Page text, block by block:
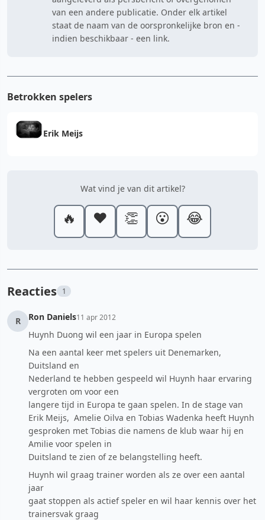
van een andere publicatie. Onder elk artikel
staat de naam van de oorspronkelijke bron en -
indien beschikbaar - een link.
Betrokken spelers
Erik Meijs
Wat vind je van dit artikel?
🔥 ❤️ 👏 😮 😂
Reacties 1
R Ron Daniels11 apr 2012
Huynh Duong wil een jaar in Europa spelen
Na een aantal keer met spelers uit Denemarken,
Duitsland en
Nederland te hebben gespeeld wil Huynh haar ervaring
vergroten om voor een
langere tijd in Europa te gaan spelen. In de stage van
Erik Meijs, Amelie Oilva en Tobias Wadenka heeft Huynh
gesproken met Tobias die namens de klub waar hij en
Amilie voor spelen in
Duitsland te zien of ze belangstelling heeft.
Huynh wil graag trainer worden als ze over een aantal
jaar
gaat stoppen als actief speler en wil haar kennis over het
trainersvak graag